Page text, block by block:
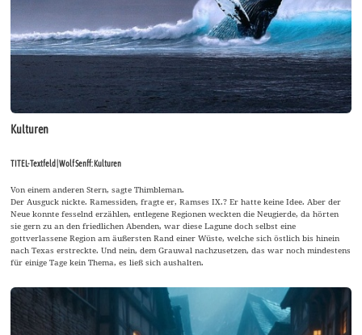
Kulturen
TITEL-Textfeld | Wolf Senff: Kulturen
Von einem anderen Stern, sagte Thimbleman.
Der Ausguck nickte. Ramessiden, fragte er, Ramses IX.? Er hatte keine Idee. Aber der
Neue konnte fesselnd erzählen, entlegene Regionen weckten die Neugierde, da hörten
sie gern zu an den friedlichen Abenden, war diese Lagune doch selbst eine
gottverlassene Region am äußersten Rand einer Wüste, welche sich östlich bis hinein
nach Texas erstreckte. Und nein, dem Grauwal nachzusetzen, das war noch mindestens
für einige Tage kein Thema, es ließ sich aushalten.